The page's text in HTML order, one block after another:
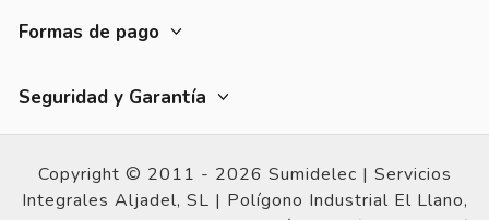
Formas de pago
Seguridad y Garantía
Copyright © 2011 - 2026 Sumidelec | Servicios
Integrales Aljadel, SL | Polígono Industrial El Llano,